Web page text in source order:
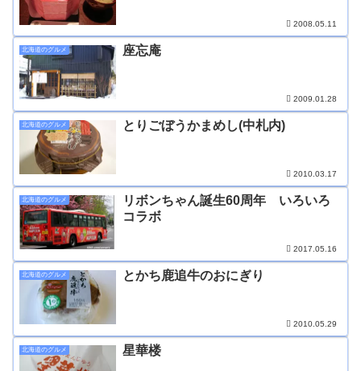
2008.05.11
北海道のグルメ 座忘庵
2009.01.28
北海道のグルメ とりごぼうかまめし(中札内)
2010.03.17
北海道のグルメ
リボンちゃん誕生60周年 いろいろ
コラボ
2017.05.16
北海道のグルメ とかち鹿追牛のおにぎり
2010.05.29
北海道のグルメ 星華楼